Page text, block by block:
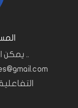
.. يمكن